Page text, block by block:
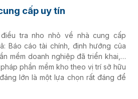
cấp uy tín
tra nho nhỏ về nhà cung cấp
Báo cáo tài chính, định hướng của
mềm doanh nghiệp đã triển khai,…
phần mềm kho theo vị trí sở hữu
lớn là một lựa chọn rất đáng để